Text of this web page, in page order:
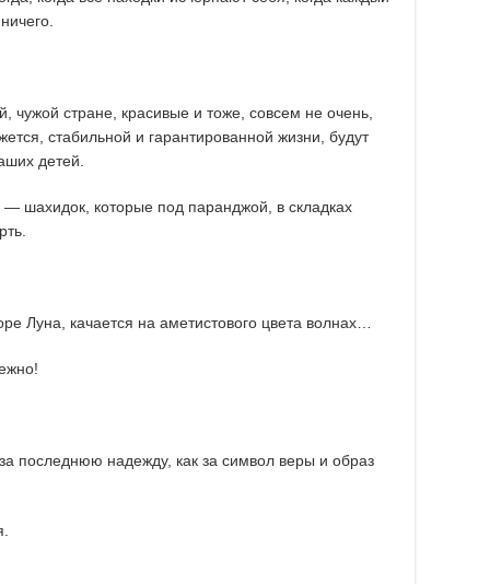
стране, красивые и тоже, совсем не очень,
стабильной и гарантированной жизни, будут
детей.
шахидок, которые под паранджой, в складках
Луна, качается на аметистового цвета волнах…
за последнюю надежду, как за символ веры и образ